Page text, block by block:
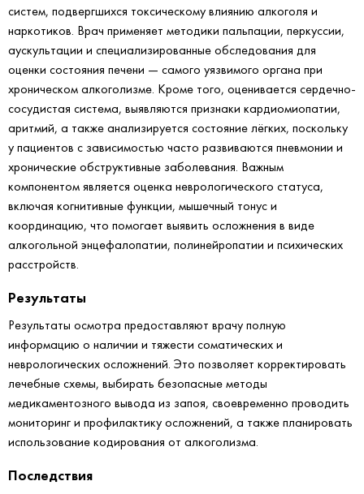
систем, подвергшихся токсическому влиянию алкоголя и
наркотиков. Врач применяет методики пальпации, перкуссии,
аускультации и специализированные обследования для
оценки состояния печени — самого уязвимого органа при
хроническом алкоголизме. Кроме того, оценивается сердечно-
сосудистая система, выявляются признаки кардиомиопатии,
аритмий, а также анализируется состояние лёгких, поскольку
у пациентов с зависимостью часто развиваются пневмонии и
хронические обструктивные заболевания. Важным
компонентом является оценка неврологического статуса,
включая когнитивные функции, мышечный тонус и
координацию, что помогает выявить осложнения в виде
алкогольной энцефалопатии, полинейропатии и психических
расстройств.
Результаты
Результаты осмотра предоставляют врачу полную
информацию о наличии и тяжести соматических и
неврологических осложнений. Это позволяет корректировать
лечебные схемы, выбирать безопасные методы
медикаментозного вывода из запоя, своевременно проводить
мониторинг и профилактику осложнений, а также планировать
использование кодирования от алкоголизма.
Последствия